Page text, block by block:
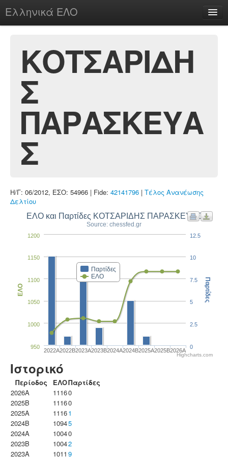
Ελληνικά ΕΛΟ
chesstu.be @ discord
Login
ΚΟΤΣΑΡΙΔΗ
Σ
ΠΑΡΑΣΚΕΥΑ
Σ
Η/Γ: 06/2012, ΕΣΟ: 54966 | Fide: 42141796 | Τέλος Ανανέωσης
Δελτίου
ΕΛΟ και Παρτίδες ΚΟΤΣΑΡΙΔΗΣ ΠΑΡΑΣΚΕΥΑΣ
Source: chessfed.gr
Παρτίδες
ΕΛΟ
2022A2022B2023Α2023B2024A2024B2025A2025B2026A
950
1000
1050
1100
1150
1200
ΕΛΟ
0
2.5
5
7.5
10
12.5
Παρτίδες
Highcharts.com
Ιστορικό
Περίοδος ΕΛΟΠαρτίδες
2026A
11160
2025B
11160
2025A
11161
2024B
10945
2024A
10040
2023B
10042
2023Α
1011 9